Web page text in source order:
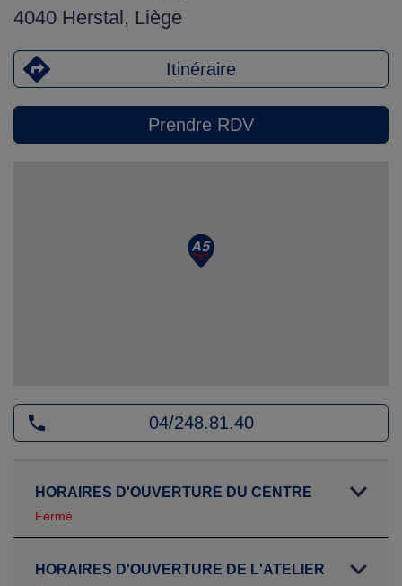
4040 Herstal, Liège
Itinéraire
Prendre RDV
04/248.81.40
HORAIRES D'OUVERTURE DU CENTRE
Fermé
HORAIRES D'OUVERTURE DE L'ATELIER